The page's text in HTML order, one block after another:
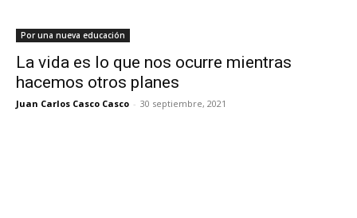
Por una nueva educación
La vida es lo que nos ocurre mientras
hacemos otros planes
Juan Carlos Casco Casco - 30 septiembre, 2021